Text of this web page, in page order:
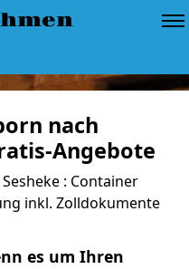
nach
Angebote
: Container
inkl. Zolldokumente
es um Ihren